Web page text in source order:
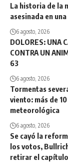
La historia de la
asesinada en
6 agosto, 2026
DOLORES: UNA
CONTRA UN
63
6 agosto, 2026
Tormentas
viento: más de
meteorológica
6 agosto, 2026
Se cayó la
los votos,
retirar el capítulo